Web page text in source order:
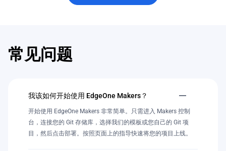
常见问题
我该如何开始使用 EdgeOne Makers？
开始使用 EdgeOne Makers 非常简单。只需进入 Makers 控制
台，连接您的 Git 存储库，选择我们的模板或您自己的 Git 项
目，然后点击部署。按照页面上的指导快速将您的项目上线。